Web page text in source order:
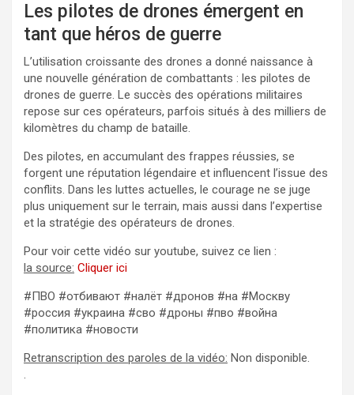
Les pilotes de drones émergent en
tant que héros de guerre
L’utilisation croissante des drones a donné naissance à
une nouvelle génération de combattants : les pilotes de
drones de guerre. Le succès des opérations militaires
repose sur ces opérateurs, parfois situés à des milliers de
kilomètres du champ de bataille.
Des pilotes, en accumulant des frappes réussies, se
forgent une réputation légendaire et influencent l’issue des
conflits. Dans les luttes actuelles, le courage ne se juge
plus uniquement sur le terrain, mais aussi dans l’expertise
et la stratégie des opérateurs de drones.
Pour voir cette vidéo sur youtube, suivez ce lien :
la source: Cliquer ici
#ПВО #отбивают #налёт #дронов #на #Москву
#россия #украина #сво #дроны #пво #война
#политика #новости
Retranscription des paroles de la vidéo: Non disponible.
.